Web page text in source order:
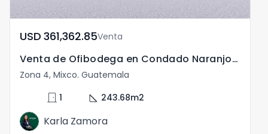
USD	361,362.85Venta
Venta de Ofibodega en Condado Naranjo Zona 4 de Mixco
Zona 4, Mixco. Guatemala
door_front 1 square_foot 243.68m2
Karla Zamora